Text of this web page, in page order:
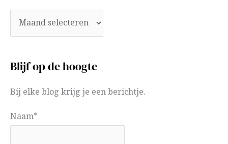
Blijf op de hoogte
Bij elke blog krijg je een berichtje.
Naam*